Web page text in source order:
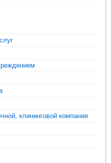
клининговой компании